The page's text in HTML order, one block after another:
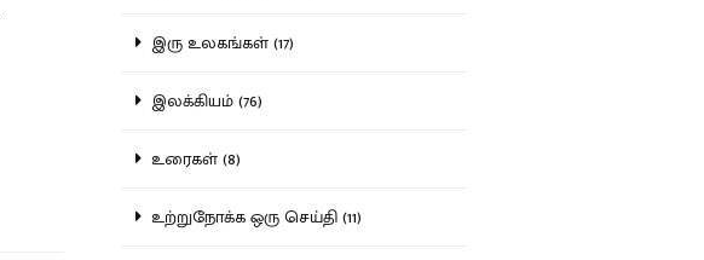
இரு உலகங்கள் (17)
இலக்கியம் (76)
உரைகள் (8)
உற்றுநோக்க ஒரு செய்தி (11)